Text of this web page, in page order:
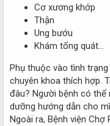
Cơ xương khớp
Thận
Ung bướu
Khám tổng quát…
Phụ thuộc vào tình
chuyên khoa thích hợp.
đâu? Người bệnh có
dưỡng hướng dẫn cho
Ngoài ra, Bệnh viện